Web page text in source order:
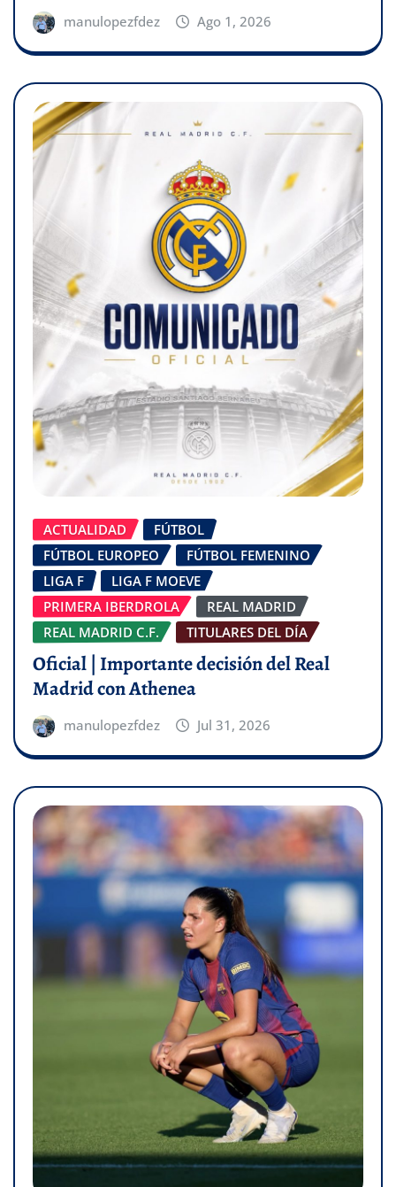
manulopezfdez Ago 1, 2026
ACTUALIDAD
FÚTBOL
FÚTBOL EUROPEO
FÚTBOL FEMENINO
LIGA F
LIGA F MOEVE
PRIMERA IBERDROLA
REAL MADRID
REAL MADRID C.F.
TITULARES DEL DÍA
Oficial | Importante decisión del Real
Madrid con Athenea
manulopezfdez Jul 31, 2026